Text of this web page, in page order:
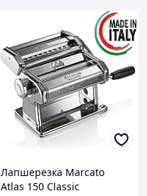
Лапшерезка Marcato
Atlas 150 Classic